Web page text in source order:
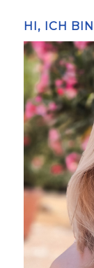
HI, ICH